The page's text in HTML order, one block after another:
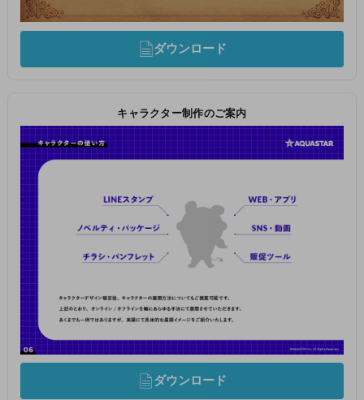
ダウンロード
キャラクター制作のご案内
ダウンロード